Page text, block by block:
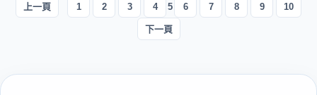
上一頁 1 2 3 4 5 6 7 8 9 10
下一頁